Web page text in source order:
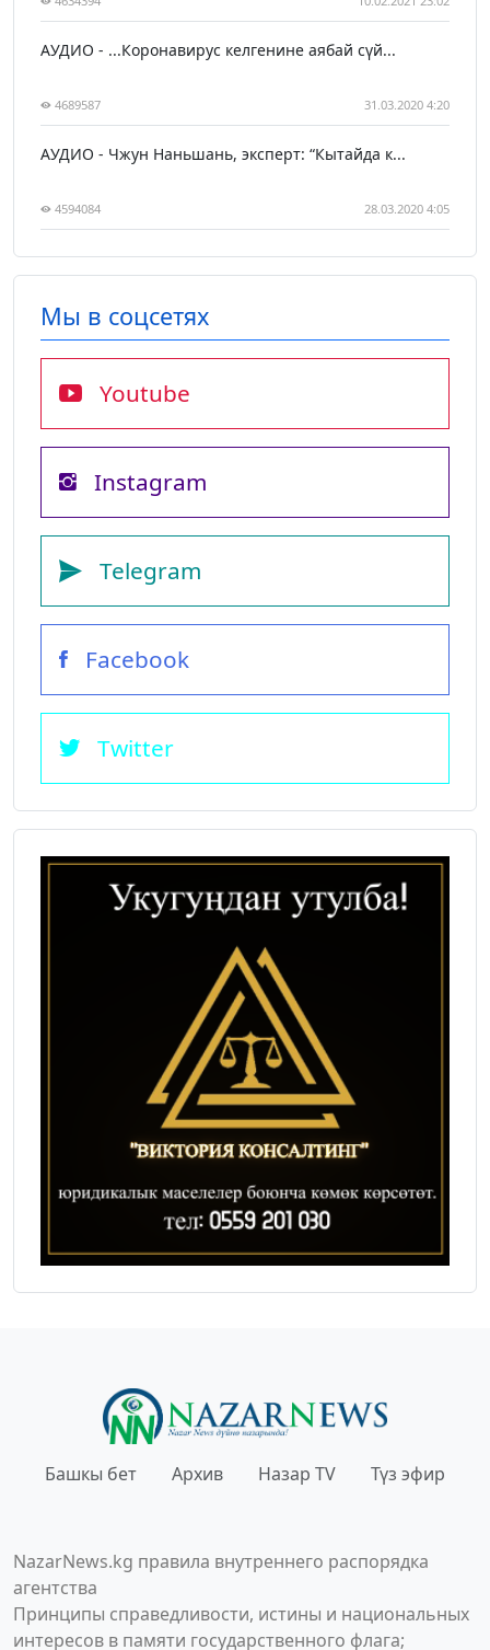
АУДИО - ...Коронавирус келгенине аябай сүй...
4689587 31.03.2020 4:20
АУДИО - Чжун Наньшань, эксперт: “Кытайда к...
4594084 28.03.2020 4:05
Мы в соцсетях
Youtube
Instagram
Telegram
Facebook
Twitter
Башкы бет Архив Назар TV Түз эфир
NazarNews.kg правила внутреннего распорядка
агентства
Принципы справедливости, истины и национальных
интересов в памяти государственного флага;